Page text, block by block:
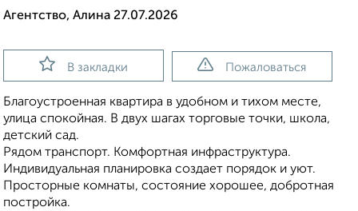
Агентство, Алина 27.07.2026
В закладки Пожаловаться
Благоустроенная квартира в удобном и тихом месте,
улица спокойная. В двух шагах торговые точки, школа,
детский сад.
Рядом транспорт. Комфортная инфраструктура.
Индивидуальная планировка создает порядок и уют.
Просторные комнаты, состояние хорошее, добротная
постройка.